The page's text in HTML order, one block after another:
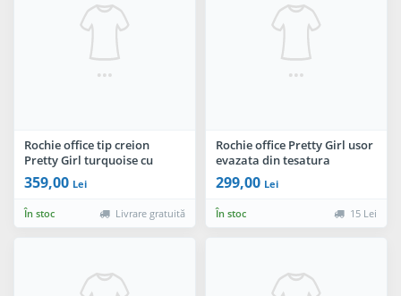
Rochie office tip creion
Pretty Girl turquoise cu
decolteu tip inima si curea
359,00 Lei
În stoc Livrare gratuită
Rochie office Pretty Girl usor
evazata din tesatura
texturata din bumbac
299,00 Lei
În stoc 15 Lei